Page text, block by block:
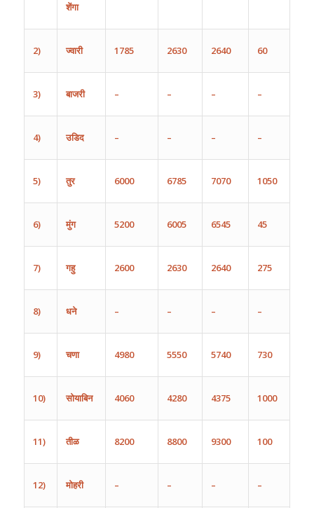
शेंगा
2) ज्वारी 1785 2630 2640 60
3) बाजरी – – – –
4) उडिद – – – –
5) तुर 6000 6785 7070 1050
6) मुंग 5200 6005 6545 45
7) गहु 2600 2630 2640 275
8) धने – – – –
9) चणा 4980 5550 5740 730
10) सोयाबिन 4060 4280 4375 1000
11) तीळ 8200 8800 9300 100
12) मोहरी – – – –